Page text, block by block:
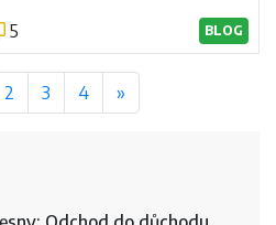
5 BLOG
2 3 4 »